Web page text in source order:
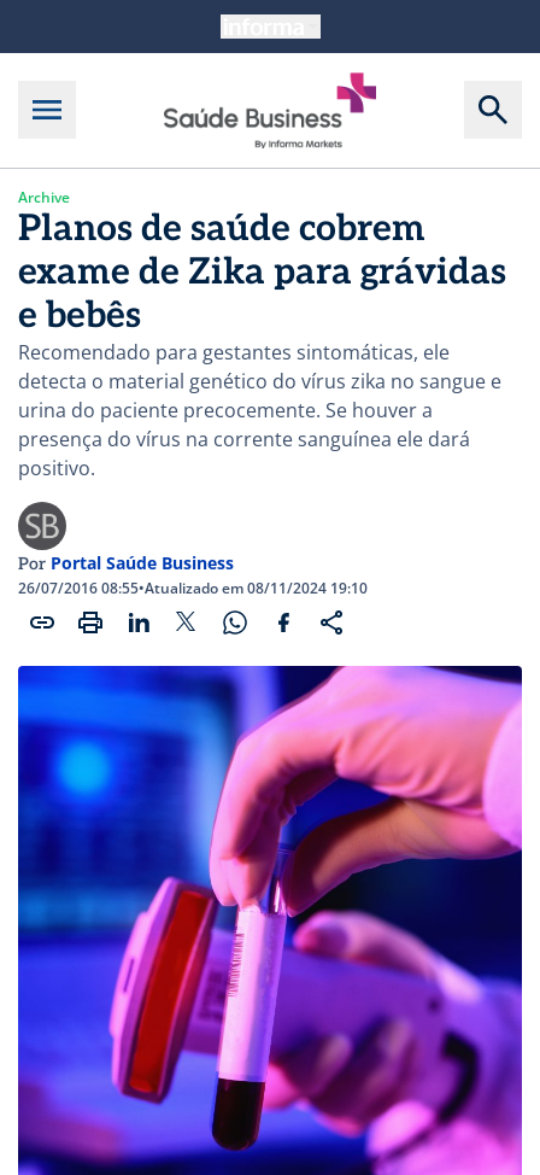
Archive
Planos de saúde cobrem
exame de Zika para grávidas
e bebês
Recomendado para gestantes sintomáticas, ele
detecta o material genético do vírus zika no sangue e
urina do paciente precocemente. Se houver a
presença do vírus na corrente sanguínea ele dará
positivo.
Por Portal Saúde Business
26/07/2016 08:55•Atualizado em 08/11/2024 19:10